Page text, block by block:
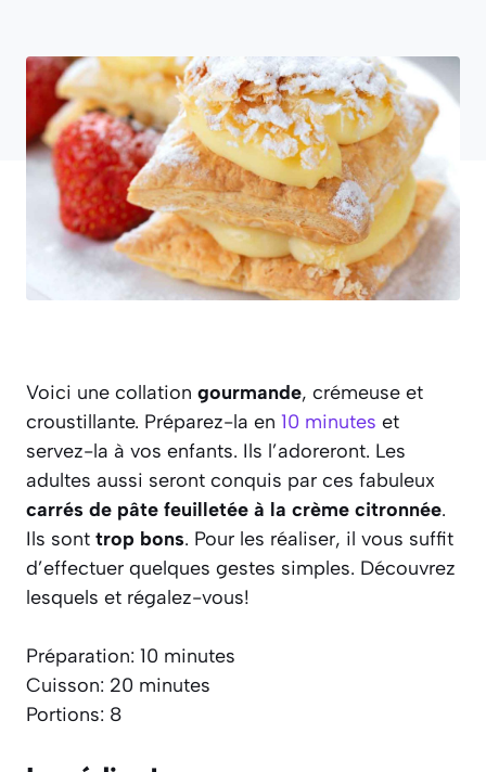
Voici une collation gourmande, crémeuse et
croustillante. Préparez-la en 10 minutes et
servez-la à vos enfants. Ils l’adoreront. Les
adultes aussi seront conquis par ces fabuleux
carrés de pâte feuilletée à la crème citronnée.
Ils sont trop bons. Pour les réaliser, il vous suffit
d’effectuer quelques gestes simples. Découvrez
lesquels et régalez-vous!
Préparation: 10 minutes
Cuisson: 20 minutes
Portions: 8